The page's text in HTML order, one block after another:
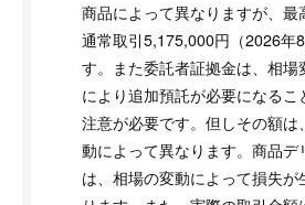
商品によって異なりますが、最
通常取引5,175,000円（2026年
す。また委託者証拠金は、相場
により追加預託が必要になるこ
注意が必要です。但しその額は
動によって異なります。商品デ
は、相場の変動によって損失が